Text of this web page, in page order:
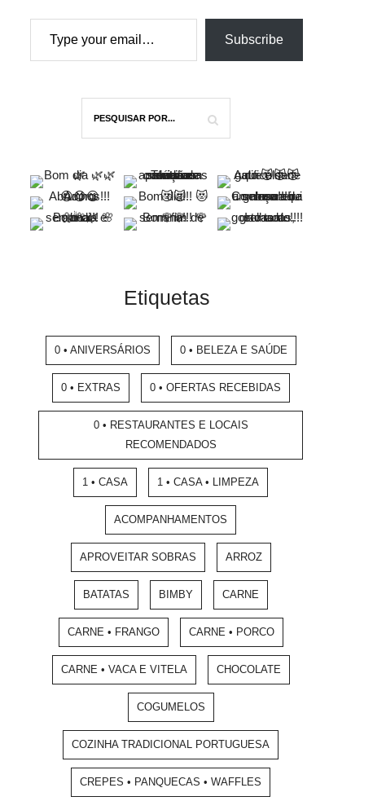
Type your email…
Subscribe
Etiquetas
0 • ANIVERSÁRIOS 0 • BELEZA E SAÚDE
0 • EXTRAS 0 • OFERTAS RECEBIDAS
0 • RESTAURANTES E LOCAIS
RECOMENDADOS
1 • CASA 1 • CASA • LIMPEZA
ACOMPANHAMENTOS
APROVEITAR SOBRAS ARROZ
BATATAS BIMBY CARNE
CARNE • FRANGO CARNE • PORCO
CARNE • VACA E VITELA CHOCOLATE
COGUMELOS
COZINHA TRADICIONAL PORTUGUESA
CREPES • PANQUECAS • WAFFLES